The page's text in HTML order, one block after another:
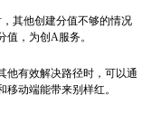
其他创建分值不够的情况
，为创A服务。
他有效解决路径时，可以通
动端能带来别样红。